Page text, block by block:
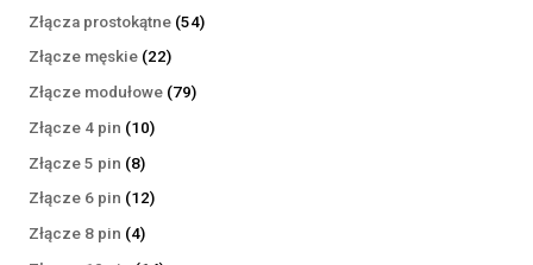
produktów
Złącza prostokątne 5454
Złącze męskie 2222
produkty
Złącze modułowe 7979
Złącze 4 pin 1010
Złącze 5 pin 88
produktów
Złącze 6 pin 1212
Złącze 8 pin 44
produkty